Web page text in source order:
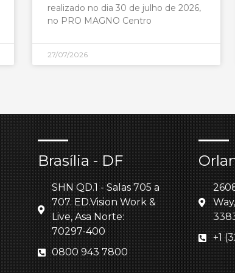
realizado no dia 30 de julho de 2026,
no PRO MAGNO Centro
27/07/2026
Brasília - DF
SHN QD.1 - Salas 705 a
707. ED.Vision Work &
Live, Asa Norte:
70297-400
0800 943 7800
+1